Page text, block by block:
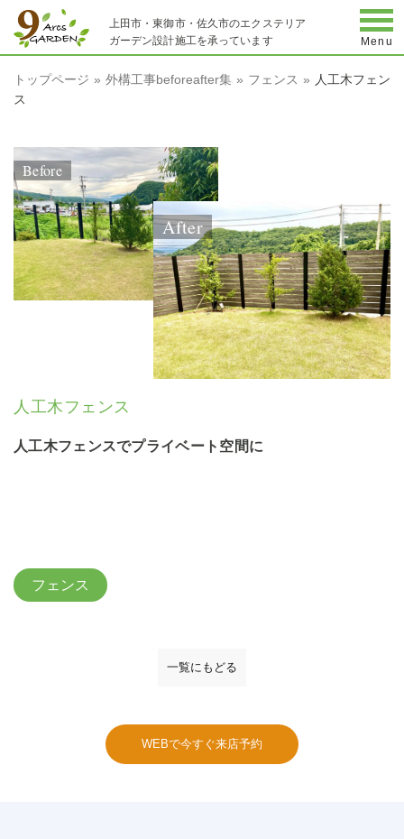
上田市・東御市・佐久市のエクステリア
ガーデン設計施工を承っています
Menu
トップページ 外構工事beforeafter集 フェンス
人工木フェン
ス
Before
After
人工木フェンス
人工木フェンスでプライベート空間に
フェンス
一覧にもどる
WEBで今すぐ来店予約